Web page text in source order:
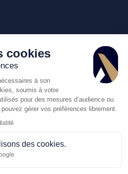
cookies
à son
soumis à votre
pour des mesures d’audience ou
gérer vos préférences librement.
des cookies.